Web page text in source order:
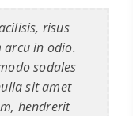
risus
arcu in odio.
sodales
sit amet
hendrerit